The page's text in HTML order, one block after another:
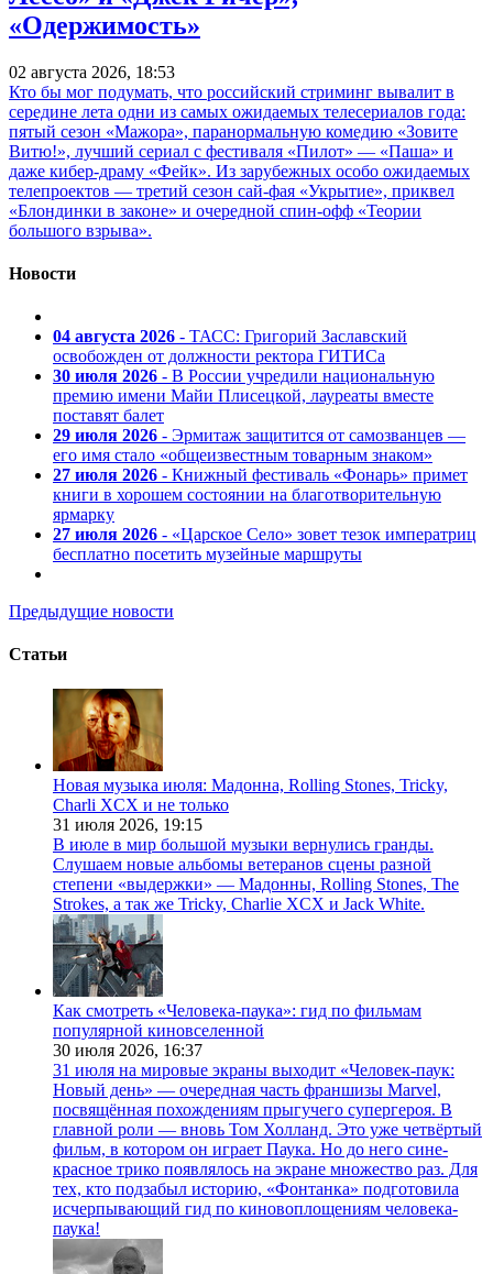
«Одержимость»
02 августа 2026, 18:53
Кто бы мог подумать, что российский стриминг вывалит в
середине лета одни из самых ожидаемых телесериалов года:
пятый сезон «Мажора», паранормальную комедию «Зовите
Витю!», лучший сериал с фестиваля «Пилот» — «Паша» и
даже кибер-драму «Фейк». Из зарубежных особо ожидаемых
телепроектов — третий сезон сай-фая «Укрытие», приквел
«Блондинки в законе» и очередной спин-офф «Теории
большого взрыва».
Новости
04 августа 2026 - ТАСС: Григорий Заславский
освобожден от должности ректора ГИТИСа
30 июля 2026 - В России учредили национальную
премию имени Майи Плисецкой, лауреаты вместе
поставят балет
29 июля 2026 - Эрмитаж защитится от самозванцев —
его имя стало «общеизвестным товарным знаком»
27 июля 2026 - Книжный фестиваль «Фонарь» примет
книги в хорошем состоянии на благотворительную
ярмарку
27 июля 2026 - «Царское Село» зовет тезок императриц
бесплатно посетить музейные маршруты
Предыдущие новости
Статьи
Новая музыка июля: Мадонна, Rolling Stones, Tricky,
Charli XCX и не только
31 июля 2026, 19:15
В июле в мир большой музыки вернулись гранды.
Слушаем новые альбомы ветеранов сцены разной
степени «выдержки» — Мадонны, Rolling Stones, The
Strokes, а так же Tricky, Charlie XCX и Jack White.
Как смотреть «Человека-паука»: гид по фильмам
популярной киновселенной
30 июля 2026, 16:37
31 июля на мировые экраны выходит «Человек-паук:
Новый день» — очередная часть франшизы Marvel,
посвящённая похождениям прыгучего супергероя. В
главной роли — вновь Том Холланд. Это уже четвёртый
фильм, в котором он играет Паука. Но до него сине-
красное трико появлялось на экране множество раз. Для
тех, кто подзабыл историю, «Фонтанка» подготовила
исчерпывающий гид по киновоплощениям человека-
паука!